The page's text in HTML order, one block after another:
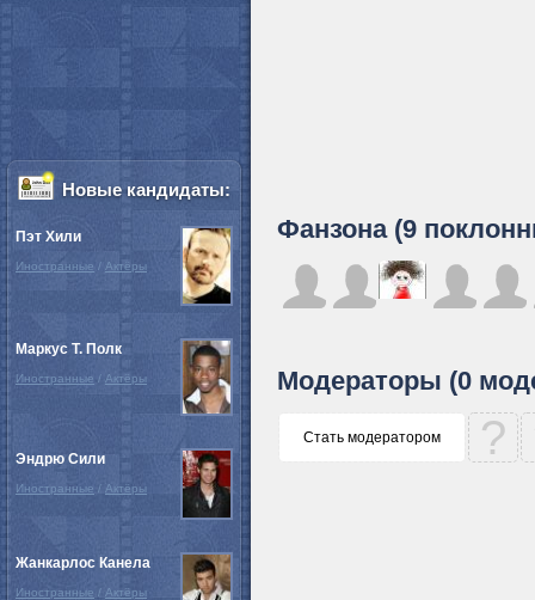
Фанзона (9
Модераторы (0
Стать модератором ?
Новые кандидаты:
Пэт Хили
Иностранные / Актёры
Маркус Т. Полк
Иностранные / Актёры
Эндрю Сили
Иностранные / Актёры
Жанкарлос Канела
Иностранные / Актёры